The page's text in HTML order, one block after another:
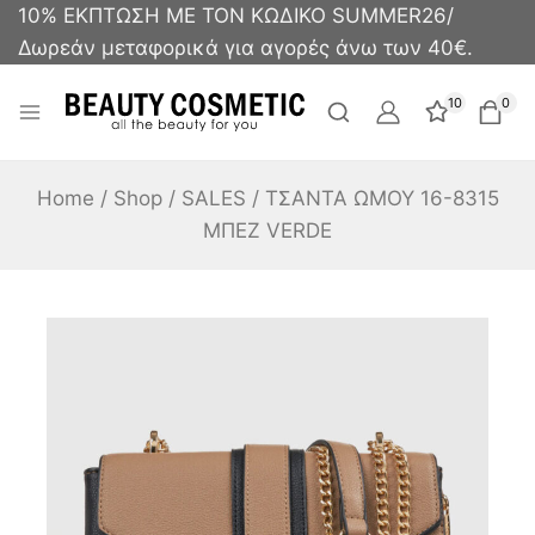
10% ΕΚΠΤΩΣΗ ΜΕ ΤΟΝ ΚΩΔΙΚΟ SUMMER26/
Δωρεάν μεταφορικά για αγορές άνω των 40€.
10 0
Home / Shop / SALES / TΣΑΝΤΑ ΩΜΟΥ 16-8315
ΜΠΕΖ VERDE